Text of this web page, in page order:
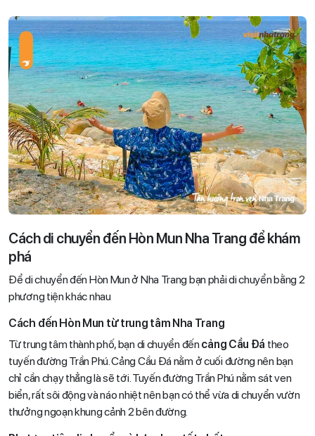
Cách di chuyển đến Hòn Mun Nha Trang để khám
phá
Để di chuyển đến Hòn Mun ở Nha Trang bạn phải di chuyển bằng 2
phương tiện khác nhau
Cách đến Hòn Mun từ trung tâm Nha Trang
Từ trung tâm thành phố, bạn di chuyển đến cảng Cầu Đá theo
tuyến đường Trần Phú. Cảng Cầu Đá nằm ở cuối đường nên bạn
chỉ cần chạy thẳng là sẽ tới. Tuyến đường Trần Phú nằm sát ven
biển, rất sôi động và náo nhiệt nên bạn có thể vừa di chuyển vườn
thưởng ngoạn khung cảnh 2 bên đường.